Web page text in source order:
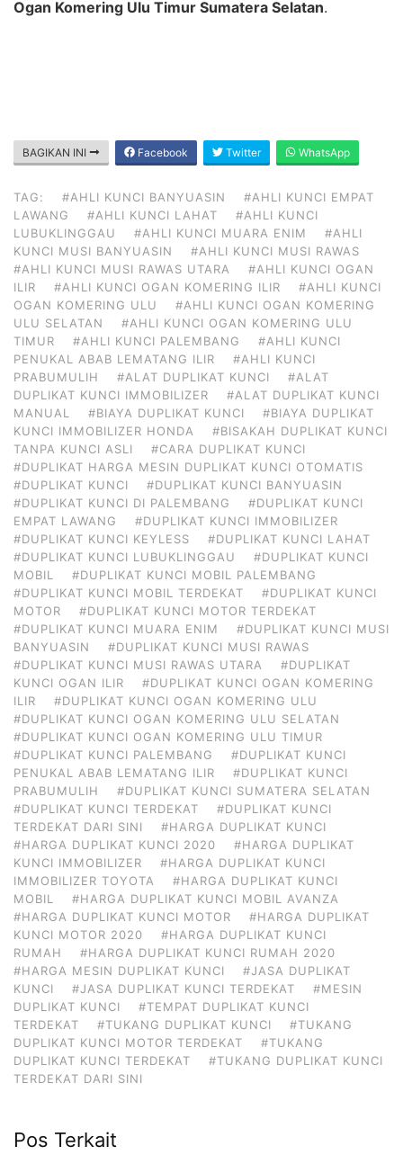
Ogan Komering Ulu Timur Sumatera Selatan.
BAGIKAN INI Facebook Twitter WhatsApp
TAG: #AHLI KUNCI BANYUASIN
#AHLI KUNCI EMPAT
LAWANG
#AHLI KUNCI LAHAT
#AHLI KUNCI
LUBUKLINGGAU
#AHLI KUNCI MUARA ENIM
#AHLI
KUNCI MUSI BANYUASIN
#AHLI KUNCI MUSI RAWAS
#AHLI KUNCI MUSI RAWAS UTARA
#AHLI KUNCI OGAN
ILIR
#AHLI KUNCI OGAN KOMERING ILIR
#AHLI KUNCI
OGAN KOMERING ULU
#AHLI KUNCI OGAN KOMERING
ULU SELATAN
#AHLI KUNCI OGAN KOMERING ULU
TIMUR
#AHLI KUNCI PALEMBANG
#AHLI KUNCI
PENUKAL ABAB LEMATANG ILIR
#AHLI KUNCI
PRABUMULIH
#ALAT DUPLIKAT KUNCI
#ALAT
DUPLIKAT KUNCI IMMOBILIZER
#ALAT DUPLIKAT KUNCI
MANUAL
#BIAYA DUPLIKAT KUNCI
#BIAYA DUPLIKAT
KUNCI IMMOBILIZER HONDA
#BISAKAH DUPLIKAT KUNCI
TANPA KUNCI ASLI
#CARA DUPLIKAT KUNCI
#DUPLIKAT HARGA MESIN DUPLIKAT KUNCI OTOMATIS
#DUPLIKAT KUNCI
#DUPLIKAT KUNCI BANYUASIN
#DUPLIKAT KUNCI DI PALEMBANG
#DUPLIKAT KUNCI
EMPAT LAWANG
#DUPLIKAT KUNCI IMMOBILIZER
#DUPLIKAT KUNCI KEYLESS
#DUPLIKAT KUNCI LAHAT
#DUPLIKAT KUNCI LUBUKLINGGAU
#DUPLIKAT KUNCI
MOBIL
#DUPLIKAT KUNCI MOBIL PALEMBANG
#DUPLIKAT KUNCI MOBIL TERDEKAT
#DUPLIKAT KUNCI
MOTOR
#DUPLIKAT KUNCI MOTOR TERDEKAT
#DUPLIKAT KUNCI MUARA ENIM
#DUPLIKAT KUNCI MUSI
BANYUASIN
#DUPLIKAT KUNCI MUSI RAWAS
#DUPLIKAT KUNCI MUSI RAWAS UTARA
#DUPLIKAT
KUNCI OGAN ILIR
#DUPLIKAT KUNCI OGAN KOMERING
ILIR
#DUPLIKAT KUNCI OGAN KOMERING ULU
#DUPLIKAT KUNCI OGAN KOMERING ULU SELATAN
#DUPLIKAT KUNCI OGAN KOMERING ULU TIMUR
#DUPLIKAT KUNCI PALEMBANG
#DUPLIKAT KUNCI
PENUKAL ABAB LEMATANG ILIR
#DUPLIKAT KUNCI
PRABUMULIH
#DUPLIKAT KUNCI SUMATERA SELATAN
#DUPLIKAT KUNCI TERDEKAT
#DUPLIKAT KUNCI
TERDEKAT DARI SINI
#HARGA DUPLIKAT KUNCI
#HARGA DUPLIKAT KUNCI 2020
#HARGA DUPLIKAT
KUNCI IMMOBILIZER
#HARGA DUPLIKAT KUNCI
IMMOBILIZER TOYOTA
#HARGA DUPLIKAT KUNCI
MOBIL
#HARGA DUPLIKAT KUNCI MOBIL AVANZA
#HARGA DUPLIKAT KUNCI MOTOR
#HARGA DUPLIKAT
KUNCI MOTOR 2020
#HARGA DUPLIKAT KUNCI
RUMAH
#HARGA DUPLIKAT KUNCI RUMAH 2020
#HARGA MESIN DUPLIKAT KUNCI
#JASA DUPLIKAT
KUNCI
#JASA DUPLIKAT KUNCI TERDEKAT
#MESIN
DUPLIKAT KUNCI
#TEMPAT DUPLIKAT KUNCI
TERDEKAT
#TUKANG DUPLIKAT KUNCI
#TUKANG
DUPLIKAT KUNCI MOTOR TERDEKAT
#TUKANG
DUPLIKAT KUNCI TERDEKAT
#TUKANG DUPLIKAT KUNCI
TERDEKAT DARI SINI
Pos Terkait